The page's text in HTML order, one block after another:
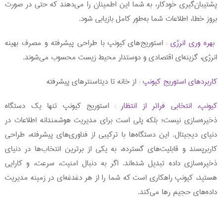
پشتیبان‌گیری خودکار، به شما این اطمینان را می‌دهند که حتی در صورت
بروز خطا، اطلاعات شما به‌طور کامل بازیابی شود.
بهره‌ وری انرژی : استوریج‌های کیونپ با طراحی پیشرفته و مصرف بهینه
انرژی، گزینه‌ای اقتصادی و دوستدار محیط زیست محسوب می‌شوند.
کاربردهای استوریج کیونپ : از خانه تا دیتاسنترهای پیشرفته
کیونپ، انتخابی فراتر از انتظار : استوریج کیونپ تنها یک دستگاه
ذخیره‌سازی نیست؛ بلکه پلی است برای مدیریت هوشمندانه اطلاعات در
دنیای دیجیتال. این دستگاه‌ها با ترکیبی از فناوری‌های پیشرفته، طراحی
کاربرپسند و قابلیت‌های گسترده، به یکی از برترین انتخاب‌ها در دنیای
ذخیره‌سازی داده تبدیل شده‌اند. اگر به دنبال امنیت، سرعت، و کارایی
هستید، کیونپ راهکاری است که شما را از هر دغدغه‌ای در زمینه مدیریت
داده‌های حجیم رها می‌کند.